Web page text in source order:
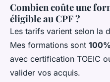
Combien coûte une
éligible au CPF ?
Les tarifs varient selon la
Mes formations sont
avec certification TOEIC
valider vos acquis.